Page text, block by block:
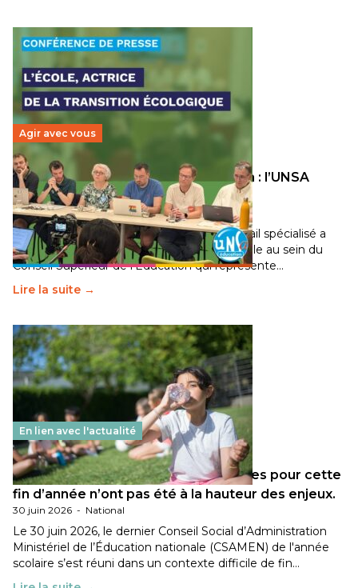
Agir avec vous
Transition écologique de l’éducation : l’UNSA
Éducation fait bouger les lignes
30 juin 2026-National
Pendant plusieurs mois, un groupe de travail spécialisé a
travaillé sur la transition écologique de l’Ecole au sein du
Conseil Supérieur de l’Éducation qui représente…
Lire la suite →
En lien avec l'actualité
Les décisions ministérielles attendues pour cette
fin d’année n’ont pas été à la hauteur des enjeux.
30 juin 2026 - National
Le 30 juin 2026, le dernier Conseil Social d’Administration
Ministériel de l’Éducation nationale (CSAMEN) de l'année
scolaire s’est réuni dans un contexte difficile de fin…